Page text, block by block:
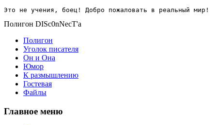
Это не учения, боец! Добро пожаловать в реальный мир!
Полигон DISc0nNecT'a
Полигон
Уголок писателя
Он и Она
Юмор
К размышлению
Гостевая
Файлы
Главное меню